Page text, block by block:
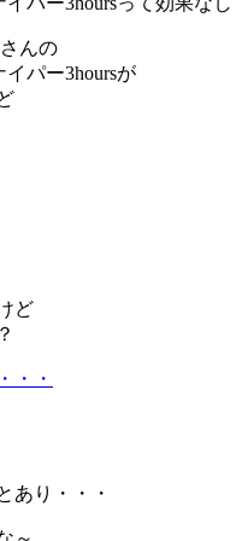
んの
パー3hoursが
ど
・・
あり・・・